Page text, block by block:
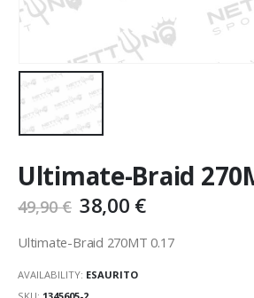
Ultimate-Braid
49,90€ 38,00 €
Ultimate-Braid 270MT 0.17
AVAILABILITY: ESAURITO